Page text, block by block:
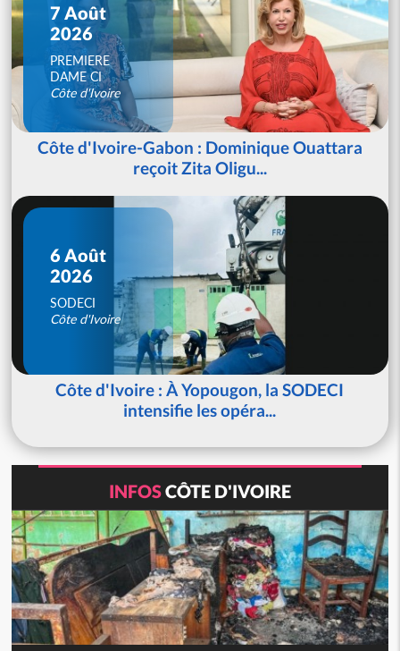
7 Août
2026
PREMIERE
DAME CI
Côte d'Ivoire
Côte d'Ivoire-Gabon : Dominique Ouattara
reçoit Zita Oligu...
6 Août
2026
SODECI
Côte d'Ivoire
Côte d'Ivoire : À Yopougon, la SODECI
intensifie les opéra...
INFOSCÔTE D'IVOIRE